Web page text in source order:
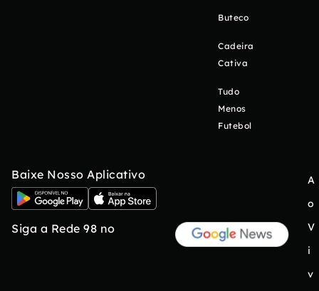
Buteco
Cadeira
Cativa
Tudo
Menos
Futebol
Baixe Nosso Aplicativo
Siga a Rede 98 no
A
o
V
i
v